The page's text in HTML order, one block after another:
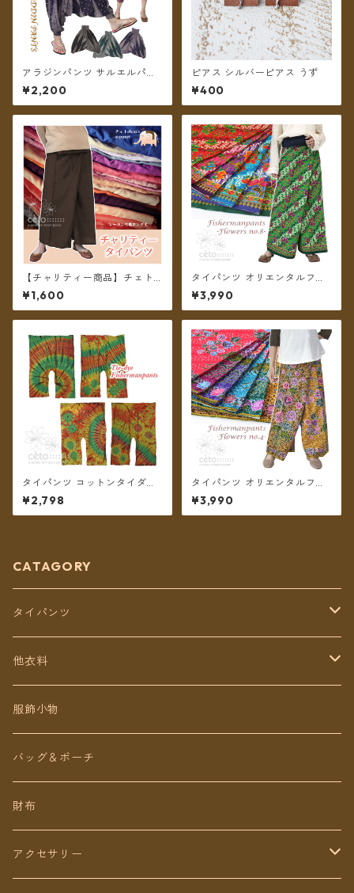
アラジンパンツ サルエルパン
ツ 2WAY レーヨン Bタイプ ド
ットフェザー 【メール便送料
無料】
¥2,200
ピアス シルバーピアス うず
¥400
【チャリティー商品】チェトc
han support チャリティータ
イパンツ レーヨンロング丈
¥1,600
タイパンツ オリエンタルフラ
ワー 6カラー リゾパン No.8
ロング丈【メール便送料無
料】
¥3,990
タイパンツ コットンタイダイ
ミディアム丈（グリーン系）
★全4種★【メール便送料無
料】
¥2,798
タイパンツ オリエンタルフラ
ワー 6カラー リゾパン No.4
ロング丈【メール便送料無
料】
¥3,990
CATAGORY
タイパンツ
定番無地タイパンツ
チェトオリジナル
ロング丈
ミディアム丈
ショート丈
他衣料
トップス
ワンピース
パンツ
スカート
服飾小物
バッグ＆ポーチ
財布
アクセサリー